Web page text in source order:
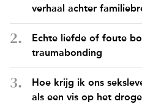
verhaal achter
Echte liefde of foute
traumabonding
Hoe krijg ik ons
als een vis op het droge